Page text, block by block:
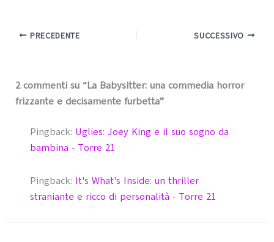
PRECEDENTE SUCCESSIVO
2 commenti su “La Babysitter: una commedia horror
frizzante e decisamente furbetta”
Pingback: Uglies: Joey King e il suo sogno da
bambina - Torre 21
Pingback: It's What's Inside: un thriller
straniante e ricco di personalità - Torre 21